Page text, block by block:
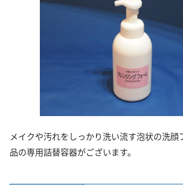
メイクや汚れをしっかり洗い流す泡状の洗
品の専用詰替容器がございます。